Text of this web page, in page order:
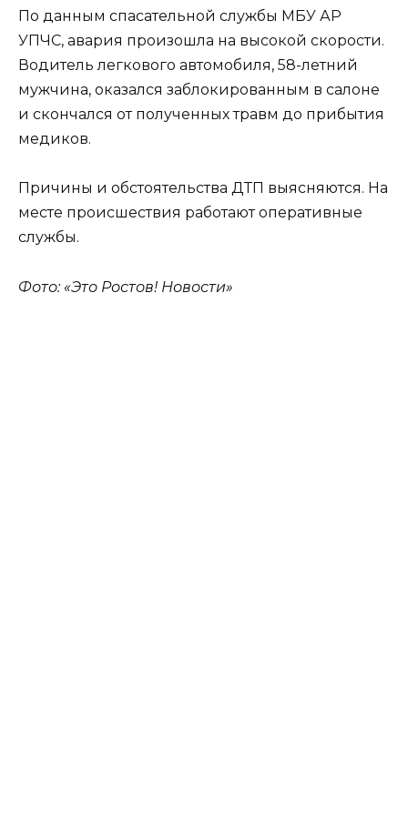
По данным спасательной службы МБУ АР
УПЧС, авария произошла на высокой скорости.
Водитель легкового автомобиля, 58-летний
мужчина, оказался заблокированным в салоне
и скончался от полученных травм до прибытия
медиков.
Причины и обстоятельства ДТП выясняются. На
месте происшествия работают оперативные
службы.
Фото: «Это Ростов! Новости»